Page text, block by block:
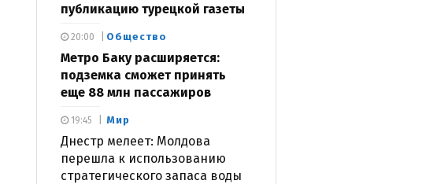
публикацию турецкой газеты
Общество
Метро Баку расширяется:
подземка сможет принять
еще 88 млн пассажиров
20:00
Мир
Днестр мелеет: Молдова
перешла к использованию
стратегического запаса воды
19:45